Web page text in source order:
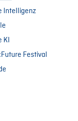
Intelligenz
KI
Festival